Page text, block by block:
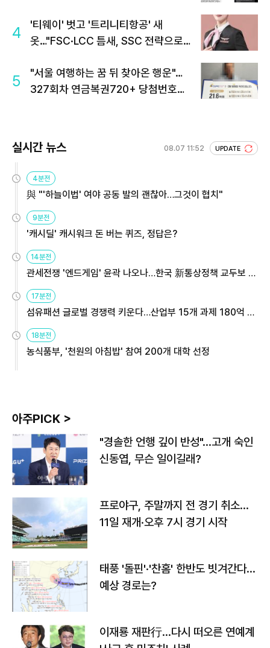
4
'티웨이' 벗고 '트리니티항공' 새
옷…"FSC·LCC 틈새, SSC 전략으로
5
"서울 여행하는 꿈 뒤 찾아온 행운"…
327회차 연금복권720+ 당첨번호조
실시간 뉴스 08.07 11:52 UPDATE
4분전
與 "'하늘이법' 여야 공동 발의 괜찮아…그것이 협치"
9분전
'캐시딜' 캐시워크 돈 버는 퀴즈, 정답은?
14분전
관세전쟁 '엔드게임' 윤곽 나오나…한국 新통상정책 교두보 활
용해야
17분전
섬유패션 글로벌 경쟁력 키운다…산업부 15개 과제 180억 지
원
18분전
농식품부, '천원의 아침밥' 참여 200개 대학 선정
아주PICK >
"경솔한 언행 깊이 반성"…고개 숙인
신동엽, 무슨 일이길래?
프로야구, 주말까지 전 경기 취소…
11일 재개·오후 7시 경기 시작
태풍 '돌핀'·'찬홈' 한반도 빗겨간다…
예상 경로는?
이재룡 재판行…다시 떠오른 연예계